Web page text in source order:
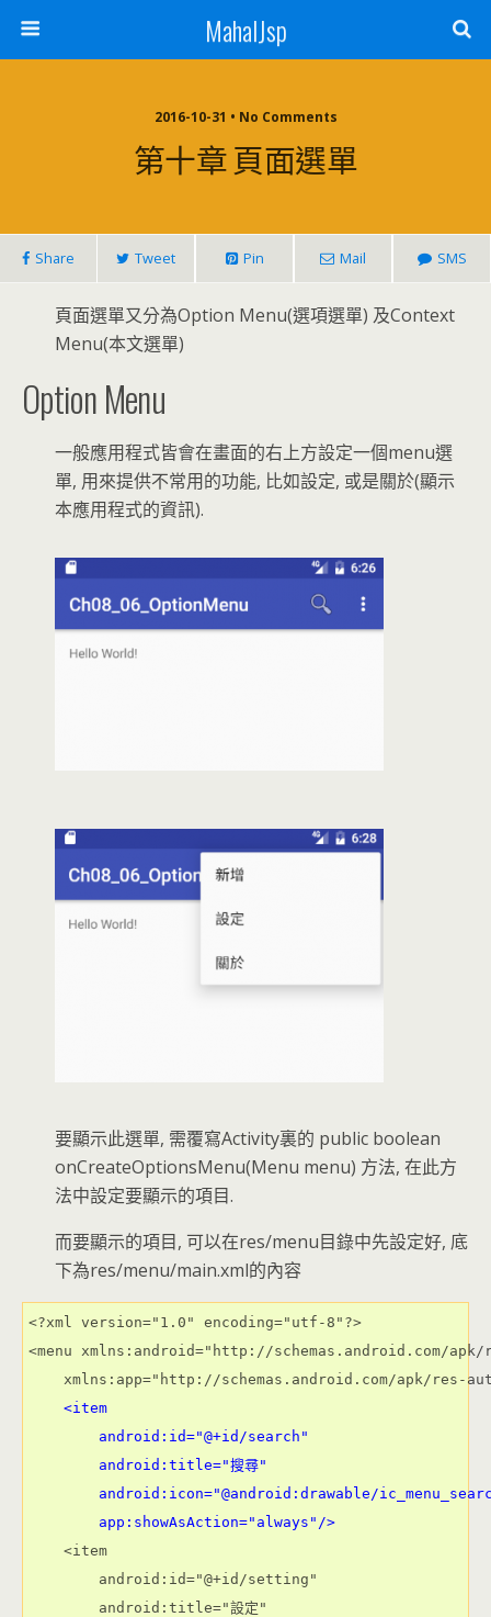
MahalJsp
2016-10-31 • No Comments
第十章 頁面選單
Share Tweet Pin Mail SMS
頁面選單又分為Option Menu(選項選單) 及Context
Menu(本文選單)
Option Menu
一般應用程式皆會在畫面的右上方設定一個menu選
單, 用來提供不常用的功能, 比如設定, 或是關於(顯示
本應用程式的資訊).
要顯示此選單, 需覆寫Activity裏的 public boolean
onCreateOptionsMenu(Menu menu) 方法, 在此方
法中設定要顯示的項目.
而要顯示的項目, 可以在res/menu目錄中先設定好, 底
下為res/menu/main.xml的內容
<?xml version="1.0" encoding="utf-8"?>
<menu xmlns:android="http://schemas.android.com/
xmlns:app="http://schemas.android.com/apk/res-
<item
android:id="@+id/search"
        android:title="搜尋"
android:icon="@android:drawable/
        app:showAsAction="always"/>
    <item
        android:id="@+id/setting"
        android:title="設定"